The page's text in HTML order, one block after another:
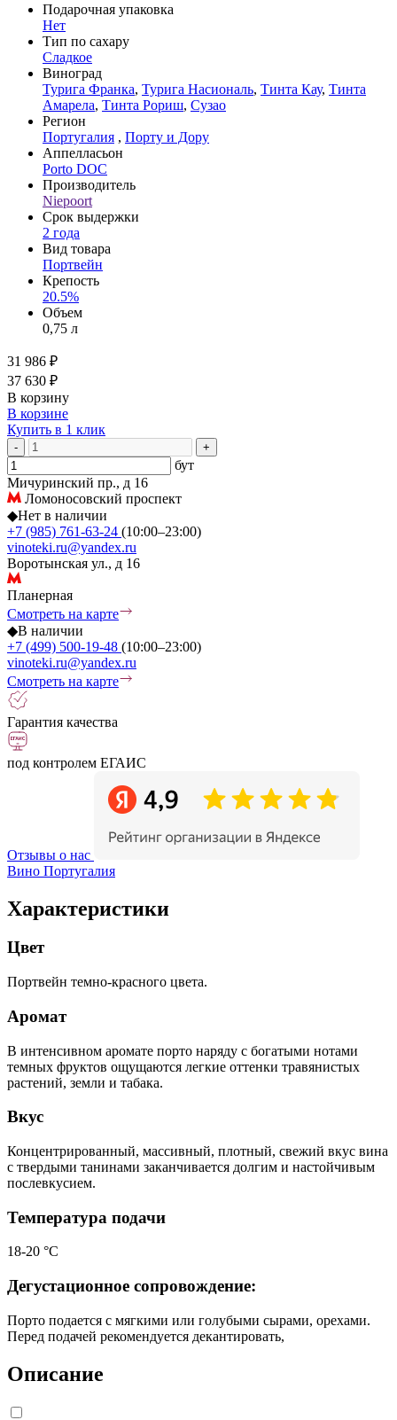
Подарочная упаковка
Нет
Тип по сахару
Сладкое
Виноград
Турига Франка, Турига Насиональ, Тинта Кау, Тинта
Амарела, Тинта Рориш, Сузао
Регион
Португалия , Порту и Дору
Аппелласьон
Porto DOC
Производитель
Niepoort
Срок выдержки
2 года
Вид товара
Портвейн
Крепость
20.5%
Объем
0,75 л
31 986 ₽
37 630 ₽
В корзину
В корзине
Купить в 1 клик
- +
бут
Мичуринский пр., д 16
Ломоносовский проспект
◆Нет в наличии
+7 (985) 761-63-24 (10:00–23:00)
vinoteki.ru@yandex.ru
Воротынская ул., д 16
Планерная
Смотреть на карте
◆В наличии
+7 (499) 500-19-48 (10:00–23:00)
vinoteki.ru@yandex.ru
Смотреть на карте
Гарантия качества
под контролем ЕГАИС
Отзывы о нас
Вино Португалия
Характеристики
Цвет
Портвейн темно-красного цвета.
Аромат
В интенсивном аромате порто наряду с богатыми нотами
темных фруктов ощущаются легкие оттенки травянистых
растений, земли и табака.
Вкус
Концентрированный, массивный, плотный, свежий вкус вина
с твердыми танинами заканчивается долгим и настойчивым
послевкусием.
Температура подачи
18-20 °С
Дегустационное сопровождение:
Порто подается с мягкими или голубыми сырами, орехами.
Перед подачей рекомендуется декантировать,
Описание